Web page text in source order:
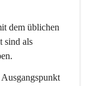
dem üblichen
sind als